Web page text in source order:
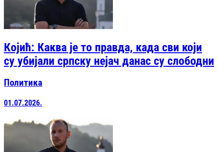
Којић: Каква је то правда, када сви који
су убијали српску нејач данас су слободни
Политика
01.07.2026.